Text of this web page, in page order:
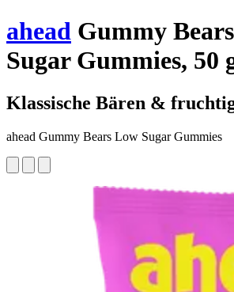
ahead Gummy
Sugar Gummies, 50
Klassische Bären &
ahead Gummy Bears Low Sugar Gummies